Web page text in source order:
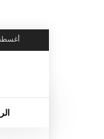
أغسطس